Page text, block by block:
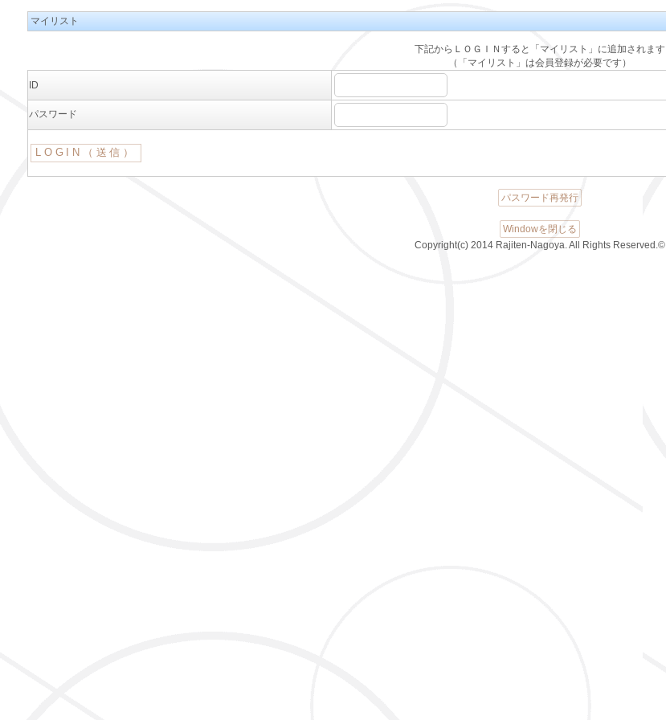
マイリスト
下記からＬＯＧＩＮすると「マイリスト」に追加されます
（「マイリスト」は会員登録が必要です）
ID
パスワード
パスワード再発行
Windowを閉じる
Copyright(c) 2014 Rajiten-Nagoya. All Rights Reserved.©